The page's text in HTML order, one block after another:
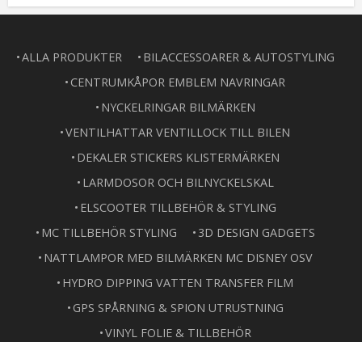
ALLA PRODUKTER
BILACCESSOARER & AUTOSTYLING
CENTRUMKÅPOR EMBLEM NAVRINGAR
NYCKELRINGAR BILMÄRKEN
VENTILHATTAR VENTILLOCK TILL BILEN
DEKALER STICKERS KLISTERMÄRKEN
LARMDOSOR OCH BILNYCKELSKAL
ELSCOOTER TILLBEHÖR & STYLING
MC TILLBEHÖR STYLING
3D DESIGN GADGETS
NATTLAMPOR MED BILMÄRKEN MC DISNEY OSV
HYDRO DIPPING VATTEN TRANSFER FILM
GPS SPÅRNING & SPION UTRUSTNING
VINYL FOLIE & TILLBEHÖR